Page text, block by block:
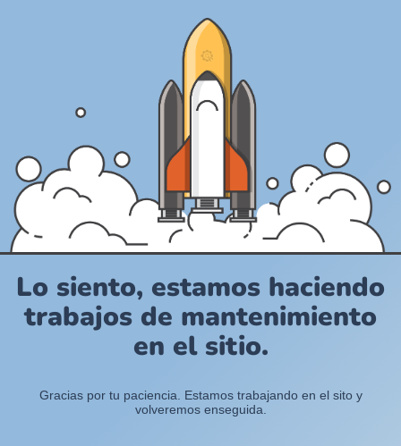
Lo siento, estamos haciendo
trabajos de mantenimiento
en el sitio.
Gracias por tu paciencia. Estamos trabajando en el sito y
volveremos enseguida.